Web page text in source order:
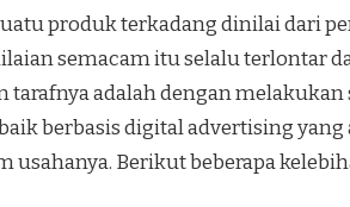
produk terkadang dinilai dari
semacam itu selalu terlontar
adalah dengan melakukan
berbasis digital advertising
usahanya. Berikut beberapa